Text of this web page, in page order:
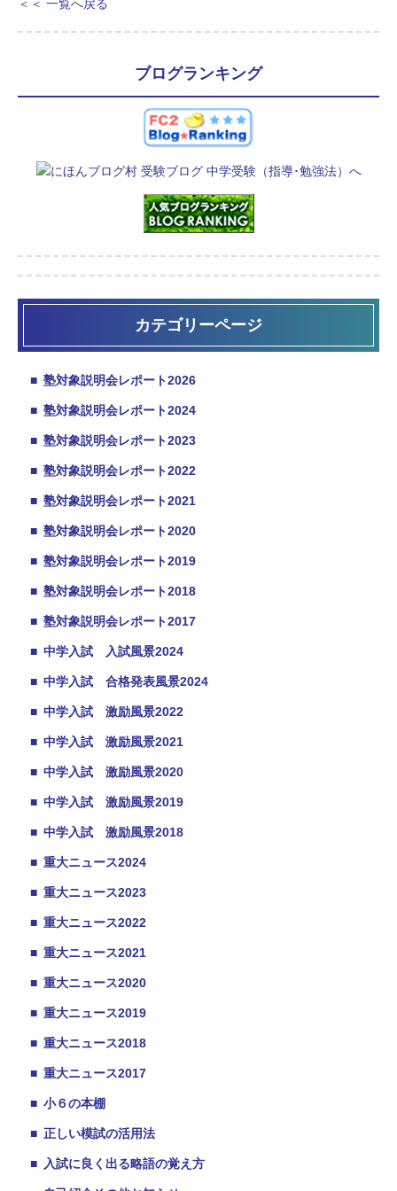
＜＜ 一覧へ戻る
ブログランキング
カテゴリーページ
■ 塾対象説明会レポート2026
■ 塾対象説明会レポート2024
■ 塾対象説明会レポート2023
■ 塾対象説明会レポート2022
■ 塾対象説明会レポート2021
■ 塾対象説明会レポート2020
■ 塾対象説明会レポート2019
■ 塾対象説明会レポート2018
■ 塾対象説明会レポート2017
■ 中学入試 入試風景2024
■ 中学入試 合格発表風景2024
■ 中学入試 激励風景2022
■ 中学入試 激励風景2021
■ 中学入試 激励風景2020
■ 中学入試 激励風景2019
■ 中学入試 激励風景2018
■ 重大ニュース2024
■ 重大ニュース2023
■ 重大ニュース2022
■ 重大ニュース2021
■ 重大ニュース2020
■ 重大ニュース2019
■ 重大ニュース2018
■ 重大ニュース2017
■ 小６の本棚
■ 正しい模試の活用法
■ 入試に良く出る略語の覚え方